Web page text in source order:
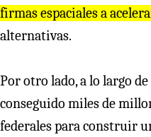
firmas espaciales a
alternativas.
Por otro lado, a lo largo de
conseguido miles de
federales para construir